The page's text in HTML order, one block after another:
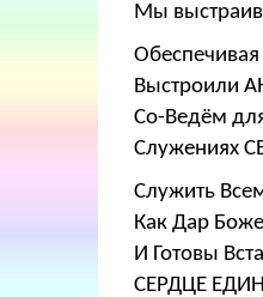
Мы
Выстроили
Со-Ведём
Служениях
Служить
Как Дар
И Готовы
СЕРДЦЕ